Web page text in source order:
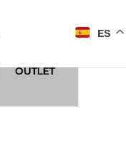
ES
OUTLET